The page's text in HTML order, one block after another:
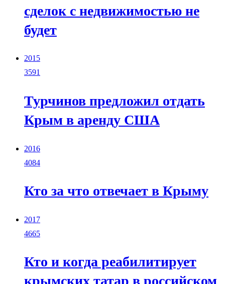
сделок с недвижимостью не
будет
2015
3591
Турчинов предложил отдать
Крым в аренду США
2016
4084
Кто за что отвечает в Крыму
2017
4665
Кто и когда реабилитирует